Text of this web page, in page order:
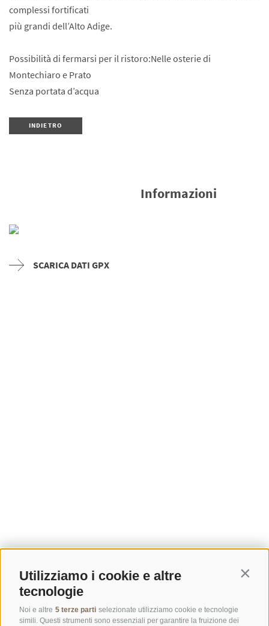
Utilizziamo i cookie e altre
tecnologie
Noi e altre 5 terze parti selezionate utilizziamo cookie e tecnologie
simili. Questi strumenti sono essenziali per garantire la fruizione dei
complessi fortificati
più grandi dell’Alto Adige.
Possibilità di fermarsi per il ristoro:Nelle osterie di
Montechiaro e Prato
Senza portata d’acqua
INDIETRO
Informazioni
SCARICA DATI GPX